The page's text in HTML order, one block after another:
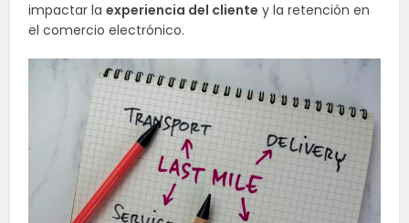
impactar laexperiencia del cliente y la retención en
el comercio electrónico.